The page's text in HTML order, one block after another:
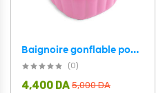
Baignoire gonflable pour bébé antidérapante avec poche latéral – حوض الاستحمام قابل للنفخ للأطفال
(0)
5,000DA
4,400 DA